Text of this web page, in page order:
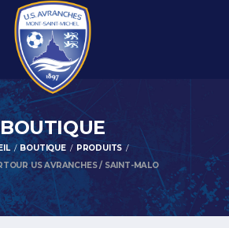
BOUTIQUE
BOUTIQUE
PRODUITS
US AVRANCHES / SAINT-MALO